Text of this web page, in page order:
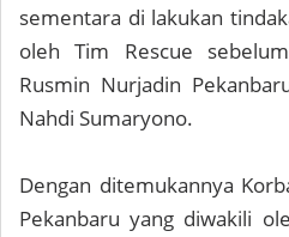
sementara di lakukan
oleh Tim Rescue
Rusmin Nurjadin
Nahdi Sumaryono.
Dengan ditemukannya
Pekanbaru yang diwakili